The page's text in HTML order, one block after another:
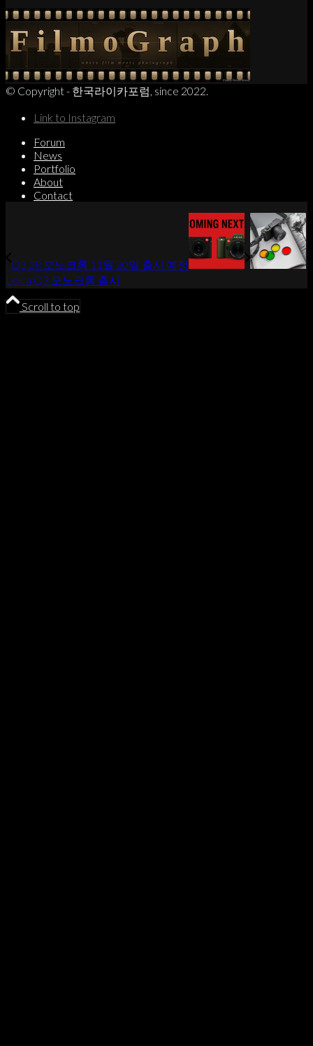
© Copyright - 한국라이카포럼, since 2022.
Link to Instagram
Forum
News
Portfolio
About
Contact
Q3 28 모노크롬 11월 20일 출시 예정
Leica Q3 모노크롬 출시
Scroll to top